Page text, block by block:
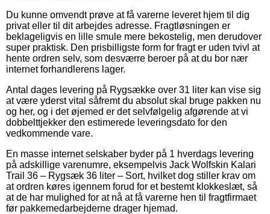
Du kunne omvendt prøve at få varerne leveret hjem til dig
privat eller til dit arbejdes adresse. Fragtløsningen er
beklageligvis en lille smule mere bekostelig, men derudover
super praktisk. Den prisbilligste form for fragt er uden tvivl at
hente ordren selv, som desværre beroer på at du bor nær
internet forhandlerens lager.
Antal dages levering på Rygsække over 31 liter kan vise sig
at være yderst vital såfremt du absolut skal bruge pakken nu
og her, og i det øjemed er det selvfølgelig afgørende at vi
dobbelttjekker den estimerede leveringsdato for den
vedkommende vare.
En masse internet selskaber byder på 1 hverdags levering
på adskillige varenumre, eksempelvis Jack Wolfskin Kalari
Trail 36 – Rygsæk 36 liter – Sort, hvilket dog stiller krav om
at ordren køres igennem forud for et bestemt klokkeslæt, så
at de har mulighed for at nå at få varerne hen til fragtfirmaet
før pakkemedarbejderne drager hjemad.